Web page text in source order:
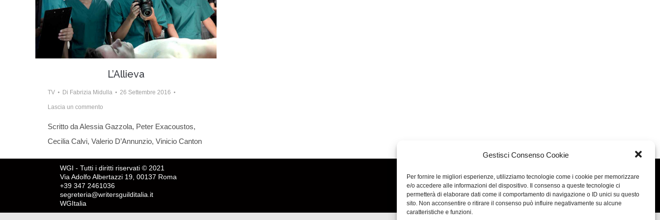
Gestisci Consenso Cookie
Per fornire le migliori esperienze, utilizziamo tecnologie come i cookie per memorizzare
e/o accedere alle informazioni del dispositivo. Il consenso a queste tecnologie ci
permetterà di elaborare dati come il comportamento di navigazione o ID unici su questo
sito. Non acconsentire o ritirare il consenso può influire negativamente su alcune
caratteristiche e funzioni.
L’Allieva
TV Di Fabrizia Midulla 26 Settembre 2016
Lascia un commento
Scritto da Alessia Gazzola, Peter Exacoustos,
Cecilia Calvi, Valerio D’Annunzio, Vinicio Canton
WGI - Tutti i diritti riservati © 2021
Via Adolfo Albertazzi 19, 00137 Roma
+39 347 2461036
segreteria@writersguilditalia.it
WGItalia
Concept: Annamaria De Paola - Realizzazione: AF
Cookie & Privacy Policy